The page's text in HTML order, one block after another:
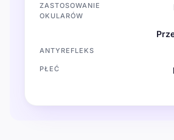
ZASTOSOWANIE
OKULARÓW
ANTYREFLEKS
PŁEĆ